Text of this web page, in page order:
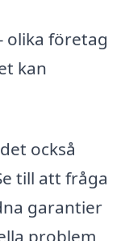
olika företag
kan
också
till att fråga
garantier
problem